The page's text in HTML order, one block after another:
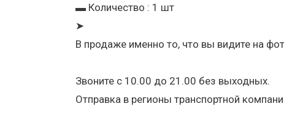
▬ Количество : 1 шт
➤
В продаже именно то, что вы видите на
Звоните с 10.00 до 21.00 без выходных.
Отправка в регионы транспортной